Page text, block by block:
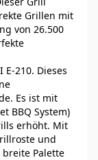
Grillen mit
von 26.500
210. Dieses
Es ist mit
BBQ System)
erhöht. Mit
und
Palette